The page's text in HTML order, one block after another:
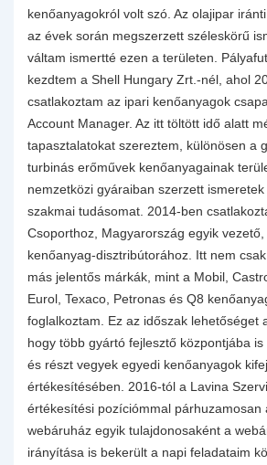
kenőanyagokról volt szó. Az olajipar
az évek során megszerzett széleskörű
váltam ismertté ezen a területen.
kezdtem a Shell Hungary Zrt.-nél, ahol
csatlakoztam az ipari kenőanyagok
Account Manager. Az itt töltött idő alatt
tapasztalatokat szereztem, különösen a
turbinás erőművek kenőanyagainak
nemzetközi gyáraiban szerzett
szakmai tudásomat. 2014-ben
Csoporthoz, Magyarország egyik
kenőanyag-disztribútorához. Itt nem
más jelentős márkák, mint a Mobil,
Eurol, Texaco, Petronas és Q8
foglalkoztam. Ez az időszak lehetőséget
hogy több gyártó fejlesztő központjába is
és részt vegyek egyedi kenőanyagok
értékesítésében. 2016-tól a Lavina
értékesítési pozíciómmal párhuzamosan
webáruház egyik tulajdonosaként a
irányítása is bekerült a napi feladataim